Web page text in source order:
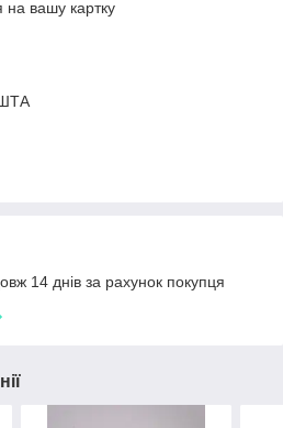
на вашу картку
14 днів за рахунок покупця